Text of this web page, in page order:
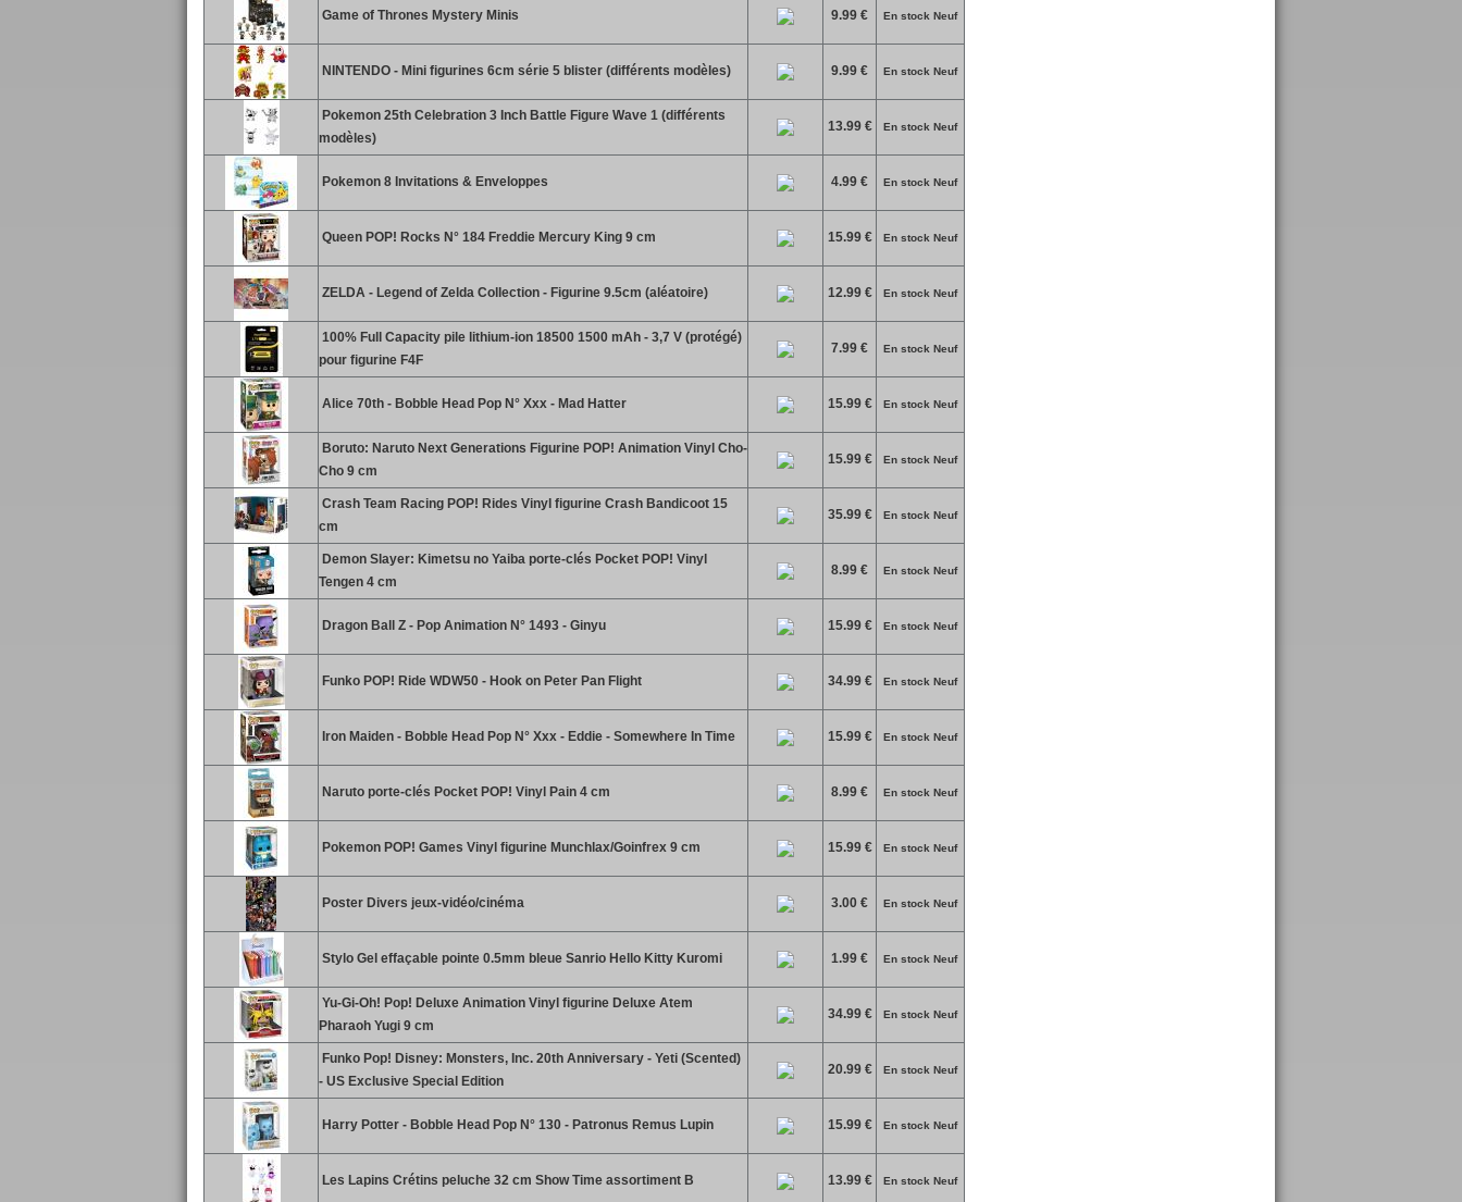
Game of Thrones Mystery Minis 9.99 € En stock Neuf
NINTENDO - Mini figurines 6cm série 5 blister (différents modèles) 9.99 € En stock Neuf
Pokemon 25th Celebration 3 Inch Battle Figure Wave 1 (différents
modèles)
13.99 € En stock Neuf
Pokemon 8 Invitations & Enveloppes 4.99 € En stock Neuf
Queen POP! Rocks N° 184 Freddie Mercury King 9 cm 15.99 € En stock Neuf
ZELDA - Legend of Zelda Collection - Figurine 9.5cm (aléatoire) 12.99 € En stock Neuf
100% Full Capacity pile lithium-ion 18500 1500 mAh - 3,7 V (protégé)
pour figurine F4F
7.99 € En stock Neuf
Alice 70th - Bobble Head Pop N° Xxx - Mad Hatter 15.99 € En stock Neuf
Boruto: Naruto Next Generations Figurine POP! Animation Vinyl Cho-
Cho 9 cm
15.99 € En stock Neuf
Crash Team Racing POP! Rides Vinyl figurine Crash Bandicoot 15
cm
35.99 € En stock Neuf
Demon Slayer: Kimetsu no Yaiba porte-clés Pocket POP! Vinyl
Tengen 4 cm
8.99 € En stock Neuf
Dragon Ball Z - Pop Animation N° 1493 - Ginyu 15.99 € En stock Neuf
Funko POP! Ride WDW50 - Hook on Peter Pan Flight 34.99 € En stock Neuf
Iron Maiden - Bobble Head Pop N° Xxx - Eddie - Somewhere In Time 15.99 € En stock Neuf
Naruto porte-clés Pocket POP! Vinyl Pain 4 cm 8.99 € En stock Neuf
Pokemon POP! Games Vinyl figurine Munchlax/Goinfrex 9 cm 15.99 € En stock Neuf
Poster Divers jeux-vidéo/cinéma 3.00 € En stock Neuf
Stylo Gel effaçable pointe 0.5mm bleue Sanrio Hello Kitty Kuromi 1.99 € En stock Neuf
Yu-Gi-Oh! Pop! Deluxe Animation Vinyl figurine Deluxe Atem
Pharaoh Yugi 9 cm
34.99 € En stock Neuf
Funko Pop! Disney: Monsters, Inc. 20th Anniversary - Yeti (Scented)
- US Exclusive Special Edition
20.99 € En stock Neuf
Harry Potter - Bobble Head Pop N° 130 - Patronus Remus Lupin 15.99 € En stock Neuf
Les Lapins Crétins peluche 32 cm Show Time assortiment B 13.99 € En stock Neuf